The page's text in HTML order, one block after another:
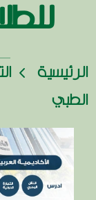
الرئيسية
الطبي